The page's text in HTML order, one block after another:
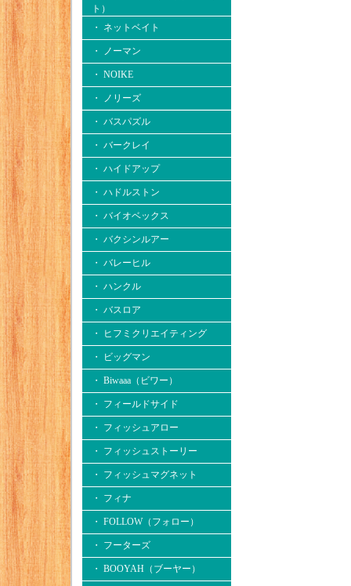
ト）
・ ネットベイト
・ ノーマン
・ NOIKE
・ ノリーズ
・ バスパズル
・ バークレイ
・ ハイドアップ
・ ハドルストン
・ バイオベックス
・ バクシンルアー
・ バレーヒル
・ ハンクル
・ バスロア
・ ヒフミクリエイティング
・ ビッグマン
・ Biwaaa（ビワー）
・ フィールドサイド
・ フィッシュアロー
・ フィッシュストーリー
・ フィッシュマグネット
・ フィナ
・ FOLLOW（フォロー）
・ フーターズ
・ BOOYAH（ブーヤー）